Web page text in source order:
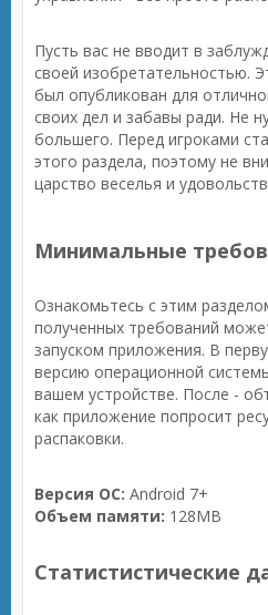
Пусть вас не вводит в
своей изобретательностью.
был опубликован для
своих дел и забавы ради. Не
большего. Перед игроками
этого раздела, поэтому не
царство веселья и
Минимальные
Ознакомьтесь с этим
полученных требований
запуском приложения. В
версию операционной
вашем устройстве. После -
как приложение попросит
распаковки.
Версия ОС: Android 7+
Объем памяти: 128MB
Статистистические